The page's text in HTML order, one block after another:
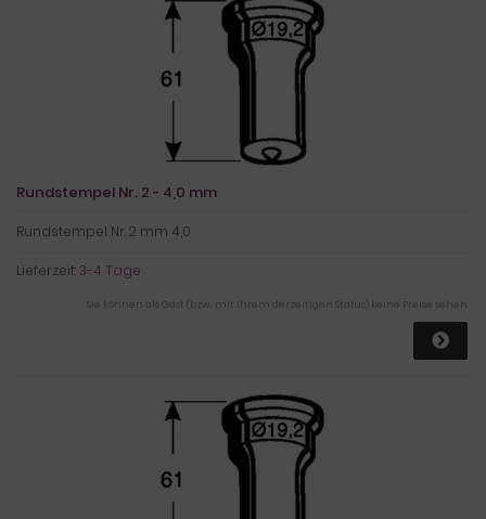
Rundstempel Nr. 2 - 4,0 mm
Rundstempel Nr. 2 mm 4,0
Lieferzeit:3-4 Tage
Sie können als Gast (bzw. mit Ihrem derzeitigen Status) keine Preise sehen.